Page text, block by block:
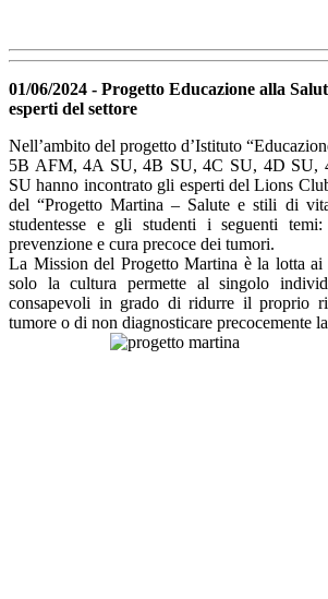
01/06/2024 - Progetto Educazione alla
esperti del settore
Nell’ambito del progetto d’Istituto
5B AFM, 4A SU, 4B SU, 4C SU, 4D SU,
SU hanno incontrato gli esperti del Lions
del “Progetto Martina – Salute e stili di
studentesse e gli studenti i seguenti
prevenzione e cura precoce dei tumori.
La Mission del Progetto Martina è la lotta
solo la cultura permette al singolo
consapevoli in grado di ridurre il proprio
tumore o di non diagnosticare precocemente